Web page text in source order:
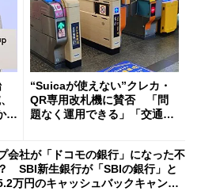
解
“Suicaが使えない”クレカ・
QR専用改札機に賛否 「問
題なく運用できる」「交通系I
会社が「ドコモの銀行」になった不
SBI新生銀行が「SBIの銀行」と
万円のキャッシュバックキャンペ